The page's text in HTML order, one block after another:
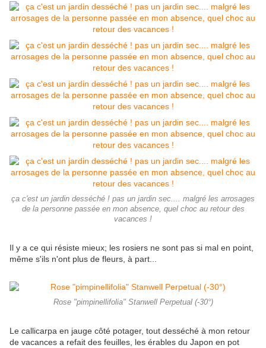
ça c'est un jardin desséché ! pas un jardin sec.... malgré les arrosages
de la personne passée en mon absence, quel choc au retour des
vacances !
Il y a ce qui résiste mieux; les rosiers ne sont pas si mal en point,
même s'ils n'ont plus de fleurs, à part...
Rose "pimpinellifolia" Stanwell Perpetual (-30°)
Le callicarpa en jauge côté potager, tout desséché à mon retour
de vacances a refait des feuilles, les érables du Japon en pot